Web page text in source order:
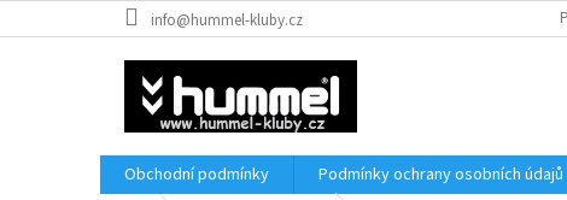
na
info@hummel-kluby.cz
Obchodní podmínky Podmínky ochrany osobních údajů